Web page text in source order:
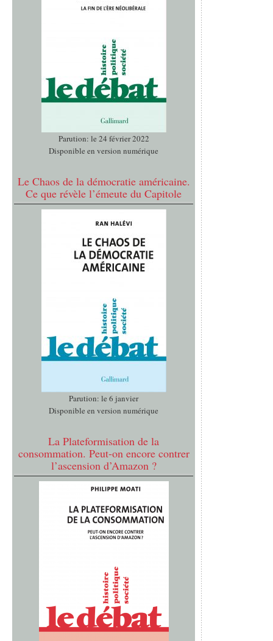
Parution: le 24 février 2022
Disponible en version numérique
Le Chaos de la démocratie américaine.
Ce que révèle l’émeute du Capitole
Parution: le 6 janvier
Disponible en version numérique
La Plateformisation de la
consommation. Peut-on encore contrer
l’ascension d’Amazon ?